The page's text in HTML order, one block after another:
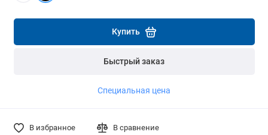
Купить
Быстрый заказ
Специальная цена
В избранное В сравнение